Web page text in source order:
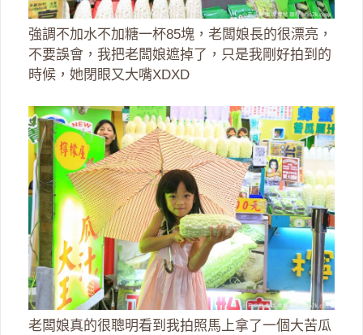
強調不加水不加糖一杯85塊，老闆娘長的很漂亮，
不要誤會，我把老闆娘遮掉了，只是我剛好拍到的
時候，她閉眼又大嘴XDXD
老闆娘真的很聰明看到我拍照馬上拿了一個大苦瓜